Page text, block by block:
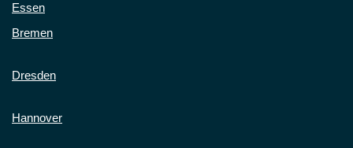
Essen
Bremen
Dresden
Hannover